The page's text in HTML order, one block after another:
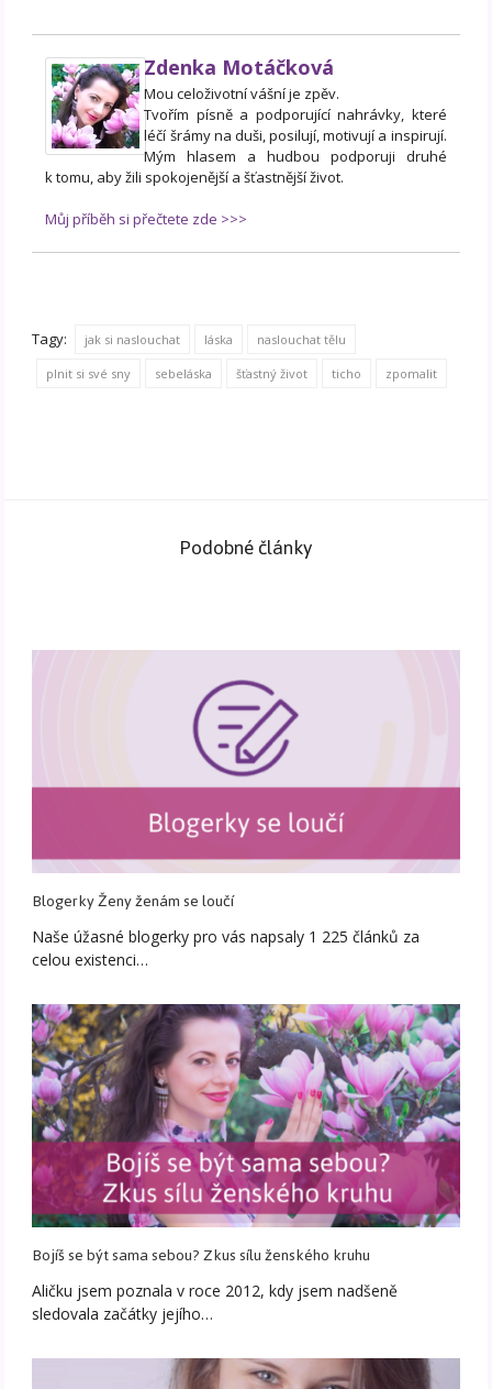
Zdenka Motáčková
Mou celoživotní vášní je zpěv.
Tvořím písně a podporující nahrávky, které
léčí šrámy na duši, posilují, motivují a inspirují.
Mým hlasem a hudbou podporuji druhé
k tomu, aby žili spokojenější a šťastnější život.
Můj příběh si přečtete zde >>>
Tagy: jak si naslouchat láska naslouchat tělu
plnit si své sny sebeláska šťastný život ticho zpomalit
Podobné články
Blogerky Ženy ženám se loučí
Naše úžasné blogerky pro vás napsaly 1 225 článků za
celou existenci…
Bojíš se být sama sebou? Zkus sílu ženského kruhu
Aličku jsem poznala v roce 2012, kdy jsem nadšeně
sledovala začátky jejího…